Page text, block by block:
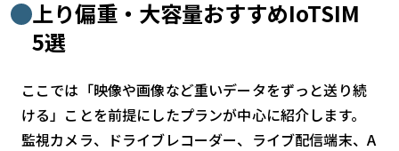
上り偏重・大容量おすすめIoTSIM
5選
ここでは「映像や画像など重いデータをずっと送り続
ける」ことを前提にしたプランが中心に紹介します。
監視カメラ、ドライブレコーダー、ライブ配信端末、A